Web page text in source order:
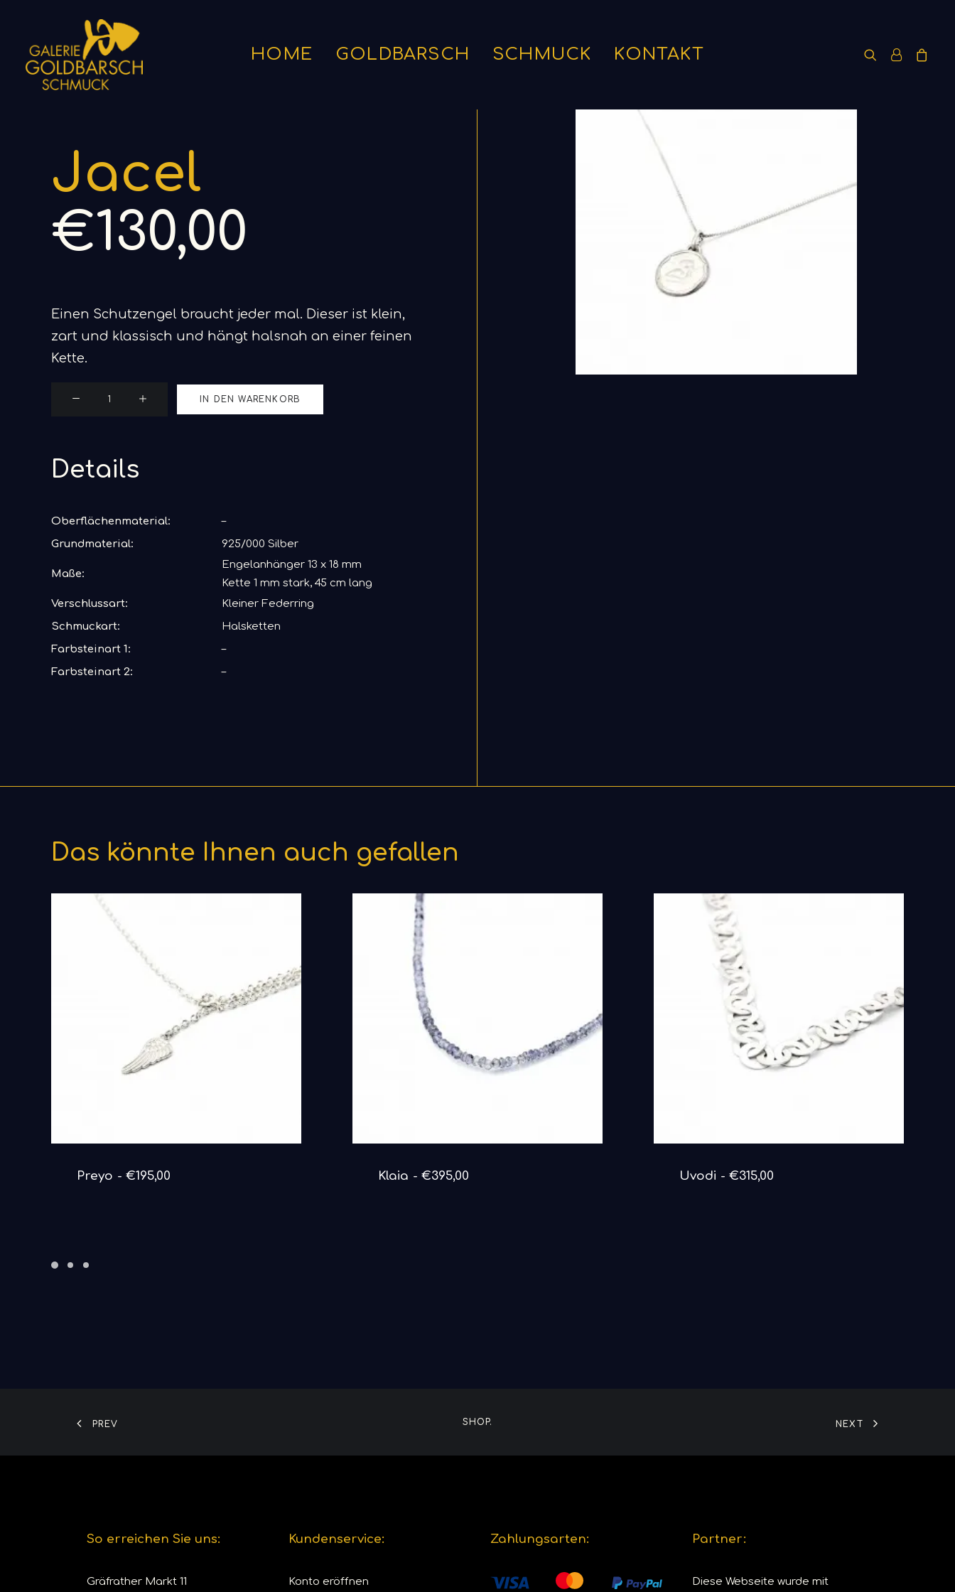
HOME GOLDBARSCH SCHMUCK KONTAKT
Jacel
€130,00
Einen Schutzengel braucht jeder mal. Dieser ist klein,
zart und klassisch und hängt halsnah an einer feinen
Kette.
IN DEN WARENKORB
Details
Oberflächenmaterial:
–
Grundmaterial:
925/000 Silber
Maße:
Engelanhänger 13 x 18 mm
Kette 1 mm stark, 45 cm lang
Verschlussart:
Kleiner Federring
Schmuckart:
Halsketten
Farbsteinart 1:
–
Farbsteinart 2:
–
Das könnte Ihnen auch gefallen
DETAILS ANSEHEN
Preyo €195,00 DETAILS ANSEHEN
Klaia €395,00 DETAILS ANSEHEN
Uvodi €315,00
PREV SHOP. NEXT
So erreichen Sie uns:
Gräfrather Markt 11
Kundenservice:
Konto eröffnen
Zahlungsarten: Partner:
Diese Webseite wurde mit